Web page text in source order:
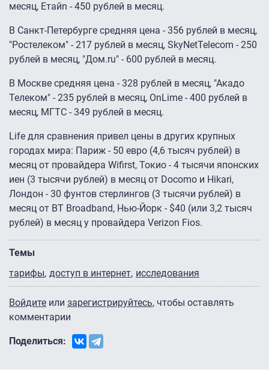
месяц, Eтайn - 450 рублей в месяц.
В Санкт-Петербурге средняя цена - 356 рублей в месяц,
"Ростелеком" - 217 рублей в месяц, SkyNetTelecom - 250
рублей в месяц, "Дом.ru" - 600 рублей в месяц.
В Москве средняя цена - 328 рублей в месяц, "Акадо
Телеком" - 235 рублей в месяц, OnLime - 400 рублей в
месяц, МГТС - 349 рублей в месяц.
Life для сравнения привел цены в других крупных
городах мира: Париж - 50 евро (4,6 тысяч рублей) в
месяц от провайдера Wifirst, Токио - 4 тысячи японских
иен (3 тысячи рублей) в месяц от Docomo и Hikari,
Лондон - 30 фунтов стерлингов (3 тысячи рублей) в
месяц от BT Broadband, Нью-Йорк - $40 (или 3,2 тысяч
рублей) в месяц у провайдера Verizon Fios.
Темы
тарифы доступ в интернет исследования
Войдите или зарегистрируйтесь, чтобы оставлять
комментарии
Поделиться: